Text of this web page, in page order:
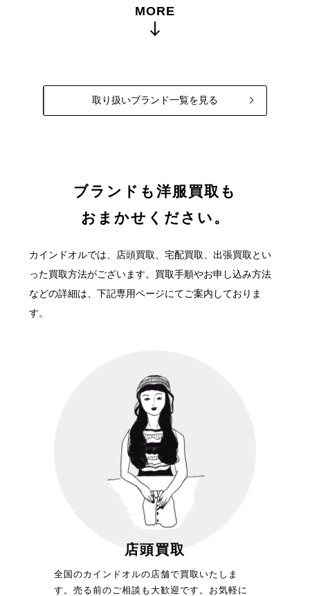
MORE
取り扱いブランド一覧を見る
ブランドも洋服買取も
おまかせください。
カインドオルでは、店頭買取、宅配買取、出張買取とい
った買取方法がございます。 買取手順やお申し込み方法
などの詳細は、下記専用ページにてご案内しておりま
す。
店頭買取
全国のカインドオルの店舗で買取いたしま
す。売る前のご相談も大歓迎です。お気軽に